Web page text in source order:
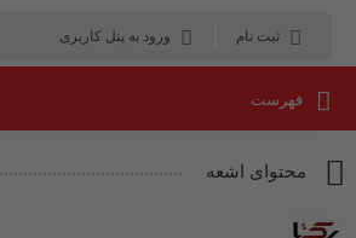
ثبت نام ورود به پنل کاربری
فهرست
محتوای اشعه